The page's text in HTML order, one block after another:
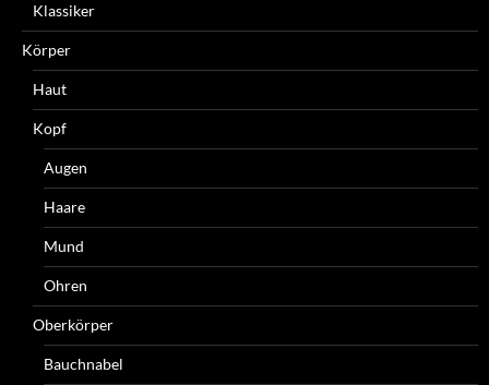
Klassiker
Körper
Haut
Kopf
Augen
Haare
Mund
Ohren
Oberkörper
Bauchnabel